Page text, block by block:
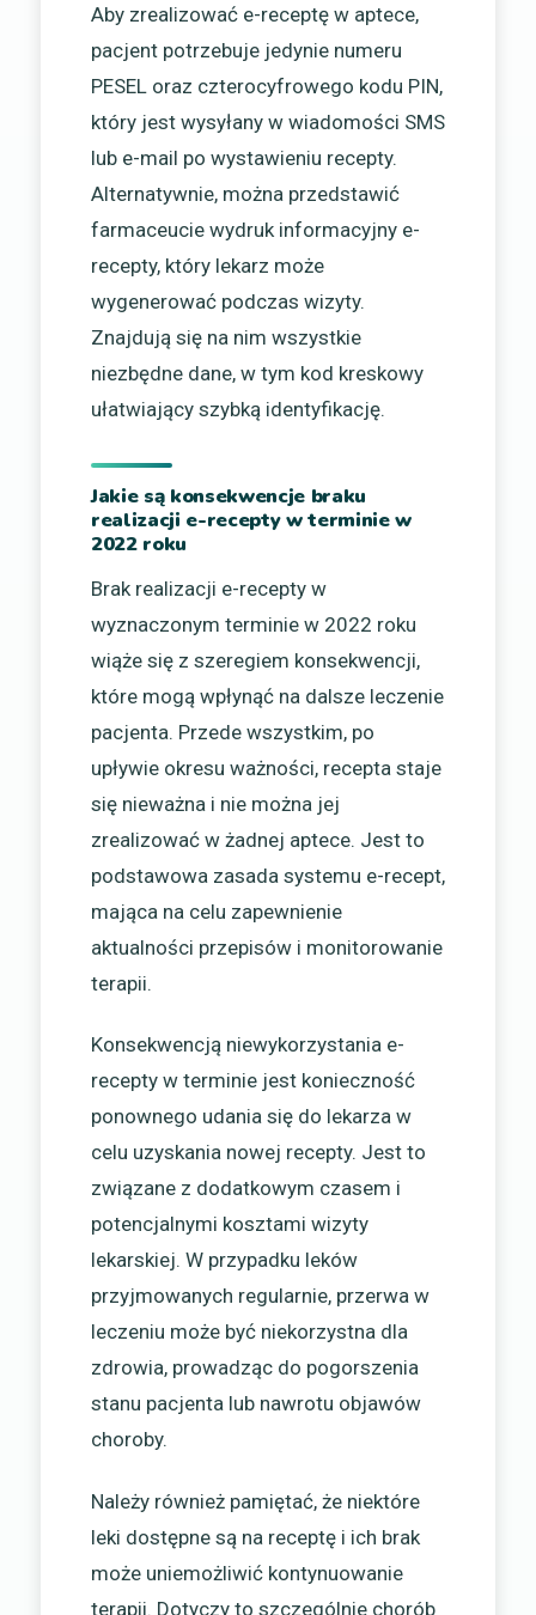
Aby zrealizować e-receptę w aptece,
pacjent potrzebuje jedynie numeru
PESEL oraz czterocyfrowego kodu PIN,
który jest wysyłany w wiadomości SMS
lub e-mail po wystawieniu recepty.
Alternatywnie, można przedstawić
farmaceucie wydruk informacyjny e-
recepty, który lekarz może
wygenerować podczas wizyty.
Znajdują się na nim wszystkie
niezbędne dane, w tym kod kreskowy
ułatwiający szybką identyfikację.
Jakie są konsekwencje braku
realizacji e-recepty w terminie w
2022 roku
Brak realizacji e-recepty w
wyznaczonym terminie w 2022 roku
wiąże się z szeregiem konsekwencji,
które mogą wpłynąć na dalsze leczenie
pacjenta. Przede wszystkim, po
upływie okresu ważności, recepta staje
się nieważna i nie można jej
zrealizować w żadnej aptece. Jest to
podstawowa zasada systemu e-recept,
mająca na celu zapewnienie
aktualności przepisów i monitorowanie
terapii.
Konsekwencją niewykorzystania e-
recepty w terminie jest konieczność
ponownego udania się do lekarza w
celu uzyskania nowej recepty. Jest to
związane z dodatkowym czasem i
potencjalnymi kosztami wizyty
lekarskiej. W przypadku leków
przyjmowanych regularnie, przerwa w
leczeniu może być niekorzystna dla
zdrowia, prowadząc do pogorszenia
stanu pacjenta lub nawrotu objawów
choroby.
Należy również pamiętać, że niektóre
leki dostępne są na receptę i ich brak
może uniemożliwić kontynuowanie
terapii. Dotyczy to szczególnie chorób